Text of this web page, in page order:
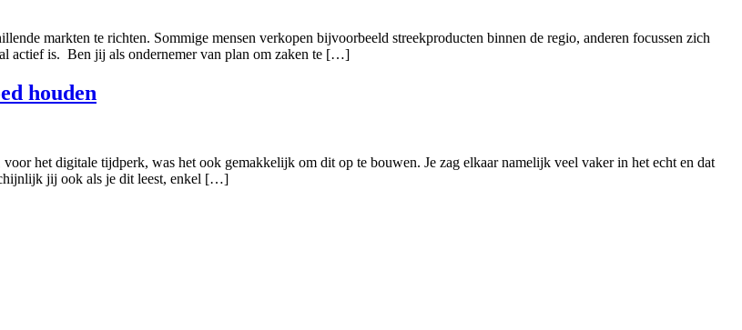
markten te richten. Sommige mensen verkopen bijvoorbeeld streekproducten binnen de regio, anderen focussen zich
actief is. Ben jij als ondernemer van plan om zaken te […]
houden
het digitale tijdperk, was het ook gemakkelijk om dit op te bouwen. Je zag elkaar namelijk veel vaker in het echt en dat
jij ook als je dit leest, enkel […]